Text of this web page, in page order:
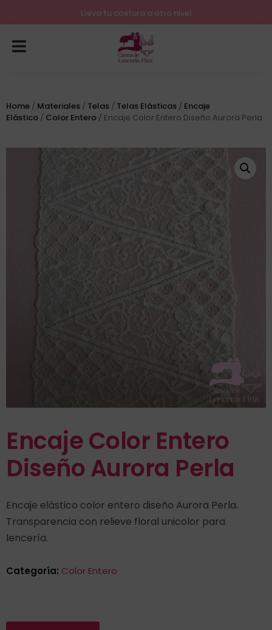
Lleva tu costura a otro nivel
Home / Materiales / Telas / Telas Elásticas / Encaje
Elástico / Color Entero / Encaje Color Entero Diseño Aurora Perla
Encaje Color Entero
Diseño Aurora Perla
Encaje elástico color entero diseño Aurora Perla.
Transparencia con relieve floral unicolor para
lencería.
Categoría: Color Entero